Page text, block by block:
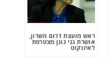
ראש מועצת דרום השרון,
אושרת גני גונן מצטרפת
לאיזנקוט